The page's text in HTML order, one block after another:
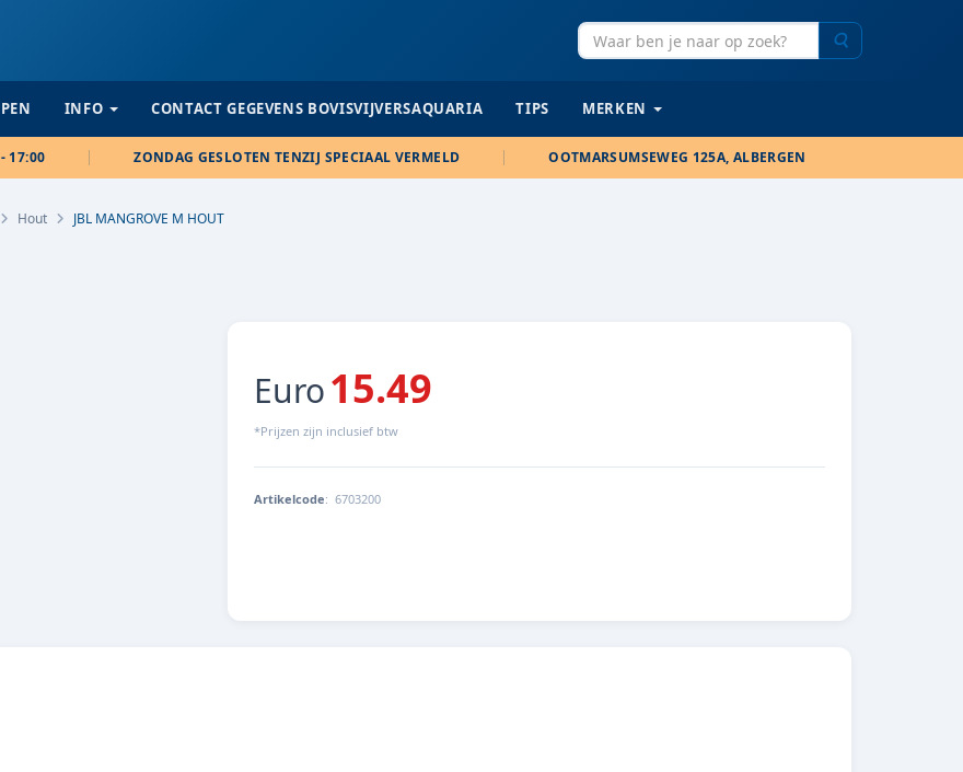
INFO CONTACT GEGEVENS BOVISVIJVERSAQUARIA TIPS MERKEN
17:00 ZONDAG GESLOTEN TENZIJ SPECIAAL VERMELD OOTMARSUMSEWEG 125A, ALBERGEN
Hout JBL MANGROVE M HOUT
Euro15.49
*Prijzen zijn inclusief btw
Artikelcode: 6703200